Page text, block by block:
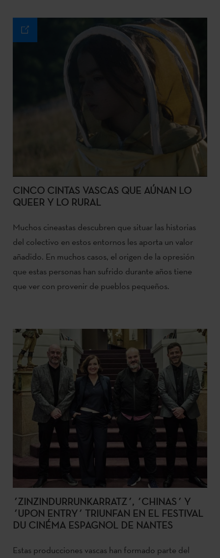
CINCO CINTAS VASCAS QUE AÚNAN LO
QUEER Y LO RURAL
Muchos cineastas descubren que situar las historias
del colectivo en estos entornos les aporta un valor
añadido. En muchos casos, el origen de la opresión
que estas personas han sufrido durante años tiene
que ver con provenir de pueblos pequeños.
´ZINZINDURRUNKARRATZ´, ´CHINAS´ Y
´UPON ENTRY´ TRIUNFAN EN EL FESTIVAL
DU CINÉMA ESPAGNOL DE NANTES
Estas producciones vascas han formado parte del